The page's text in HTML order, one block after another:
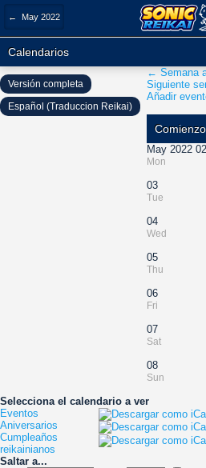
← May 2022
Calendarios
← Semana
Siguiente
Añadir
May 2022 02
Mon
03
Tue
04
Wed
05
Thu
06
Fri
07
Sat
08
Sun
Selecciona el calendario a ver
Eventos
Aniversarios
Cumpleaños
reikainianos
Saltar a...
Versión completa
Español (Traduccion Reikai)